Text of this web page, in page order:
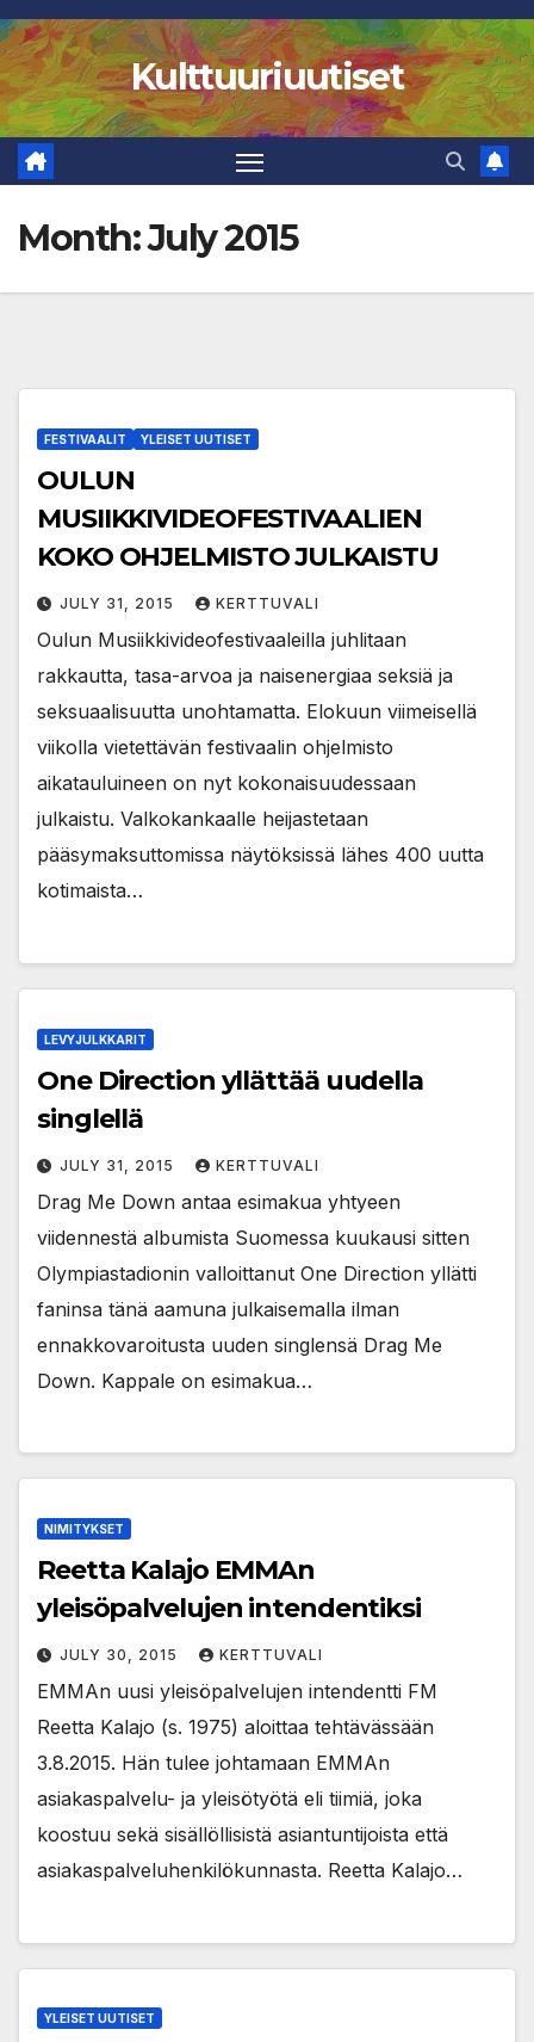
Skip
to
content
Kulttuuriuutiset
Month:July 2015
FESTIVAALIT YLEISET UUTISET
OULUN
MUSIIKKIVIDEOFESTIVAALIEN
KOKO OHJELMISTO JULKAISTU
JULY 31, 2015 KERTTUVALI
Oulun Musiikkivideofestivaaleilla juhlitaan
rakkautta, tasa-arvoa ja naisenergiaa seksiä ja
seksuaalisuutta unohtamatta. Elokuun viimeisellä
viikolla vietettävän festivaalin ohjelmisto
aikatauluineen on nyt kokonaisuudessaan
julkaistu. Valkokankaalle heijastetaan
pääsymaksuttomissa näytöksissä lähes 400 uutta
kotimaista…
LEVYJULKKARIT
One Direction yllättää uudella
singlellä
JULY 31, 2015 KERTTUVALI
Drag Me Down antaa esimakua yhtyeen
viidennestä albumista Suomessa kuukausi sitten
Olympiastadionin valloittanut One Direction yllätti
faninsa tänä aamuna julkaisemalla ilman
ennakkovaroitusta uuden singlensä Drag Me
Down. Kappale on esimakua…
NIMITYKSET
Reetta Kalajo EMMAn
yleisöpalvelujen intendentiksi
JULY 30, 2015 KERTTUVALI
EMMAn uusi yleisöpalvelujen intendentti FM
Reetta Kalajo (s. 1975) aloittaa tehtävässään
3.8.2015. Hän tulee johtamaan EMMAn
asiakaspalvelu- ja yleisötyötä eli tiimiä, joka
koostuu sekä sisällöllisistä asiantuntijoista että
asiakaspalveluhenkilökunnasta. Reetta Kalajo…
YLEISET UUTISET